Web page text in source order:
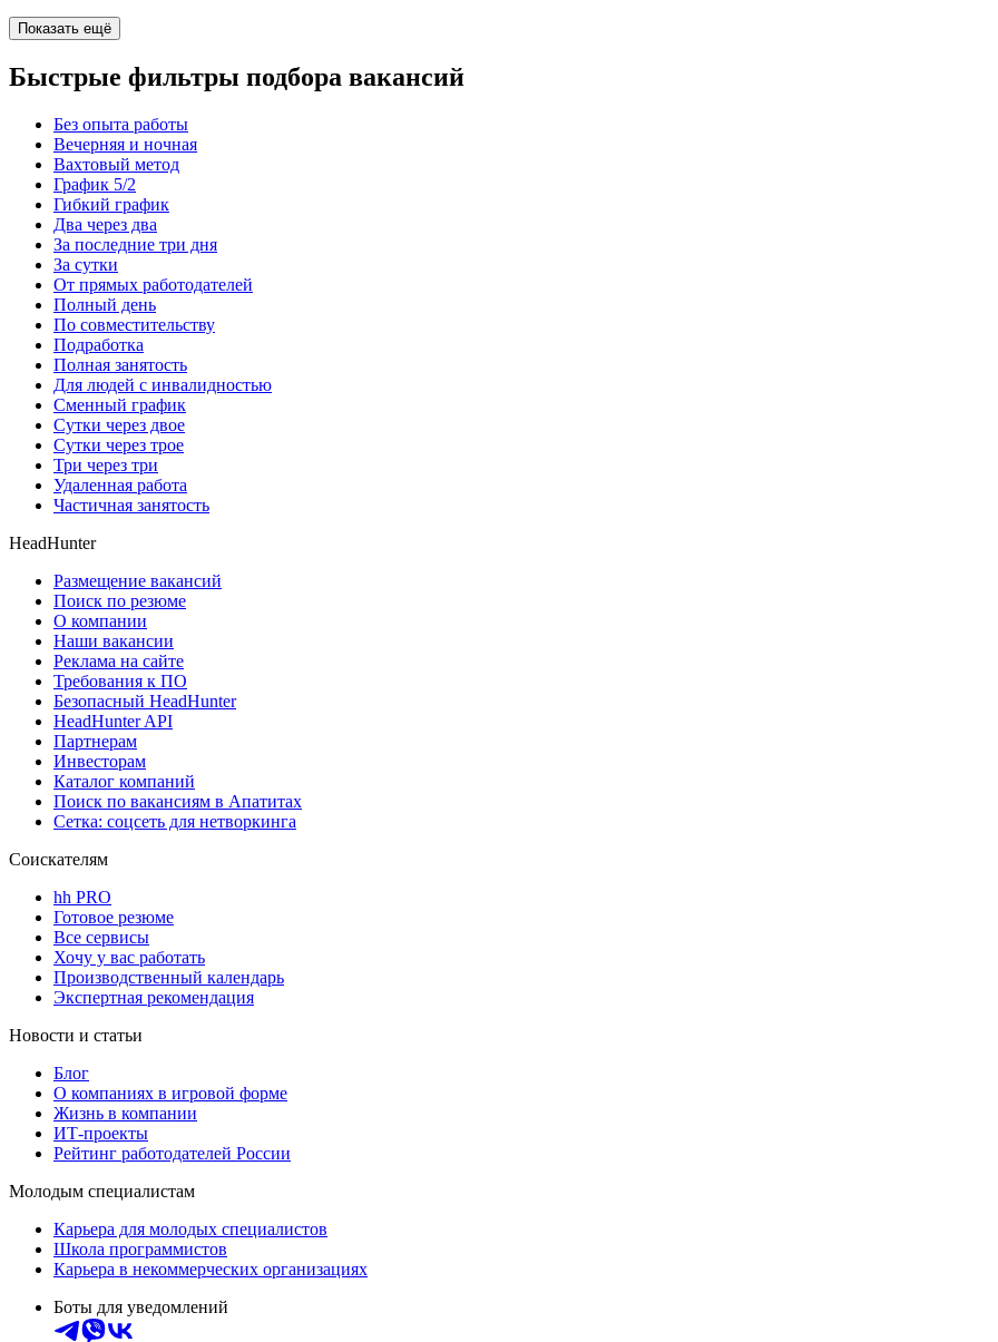
Показать ещё
Быстрые фильтры подбора вакансий
Без опыта работы
Вечерняя и ночная
Вахтовый метод
График 5/2
Гибкий график
Два через два
За последние три дня
За сутки
От прямых работодателей
Полный день
По совместительству
Подработка
Полная занятость
Для людей с инвалидностью
Сменный график
Сутки через двое
Сутки через трое
Три через три
Удаленная работа
Частичная занятость
HeadHunter
Размещение вакансий
Поиск по резюме
О компании
Наши вакансии
Реклама на сайте
Требования к ПО
Безопасный HeadHunter
HeadHunter API
Партнерам
Инвесторам
Каталог компаний
Поиск по вакансиям в Апатитах
Сетка: соцсеть для нетворкинга
Соискателям
hh PRO
Готовое резюме
Все сервисы
Хочу у вас работать
Производственный календарь
Экспертная рекомендация
Новости и статьи
Блог
О компаниях в игровой форме
Жизнь в компании
ИТ-проекты
Рейтинг работодателей России
Молодым специалистам
Карьера для молодых специалистов
Школа программистов
Карьера в некоммерческих организациях
Боты для уведомлений